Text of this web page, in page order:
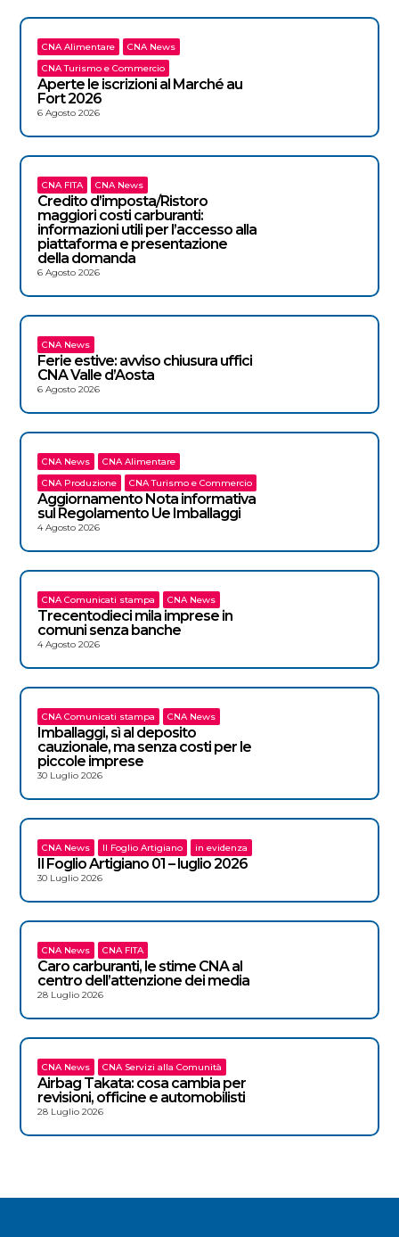
CNA Alimentare
CNA News
CNA Turismo e Commercio
Aperte le iscrizioni al Marché au
Fort 2026
6 Agosto 2026
CNA FITA CNA News
Credito d’imposta/Ristoro
maggiori costi carburanti:
informazioni utili per l’accesso alla
piattaforma e presentazione
della domanda
6 Agosto 2026
CNA News
Ferie estive: avviso chiusura uffici
CNA Valle d’Aosta
6 Agosto 2026
CNA News
CNA Alimentare
CNA Produzione
CNA Turismo e Commercio
Aggiornamento Nota informativa
sul Regolamento Ue Imballaggi
4 Agosto 2026
CNA Comunicati stampa CNA News
Trecentodieci mila imprese in
comuni senza banche
4 Agosto 2026
CNA Comunicati stampa CNA News
Imballaggi, sì al deposito
cauzionale, ma senza costi per le
piccole imprese
30 Luglio 2026
CNA News Il Foglio Artigiano in evidenza
Il Foglio Artigiano 01 – luglio 2026
30 Luglio 2026
CNA News CNA FITA
Caro carburanti, le stime CNA al
centro dell’attenzione dei media
28 Luglio 2026
CNA News CNA Servizi alla Comunità
Airbag Takata: cosa cambia per
revisioni, officine e automobilisti
28 Luglio 2026